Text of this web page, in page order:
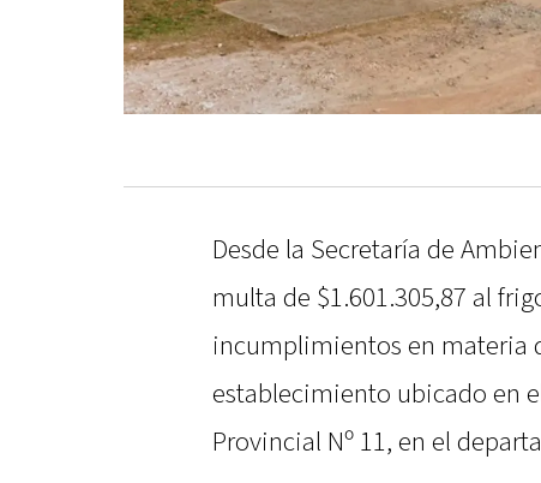
Desde la Secretaría de
multa de $1.601.305,87 al
incumplimientos en materia
establecimiento ubicado en
Provincial Nº 11, en el